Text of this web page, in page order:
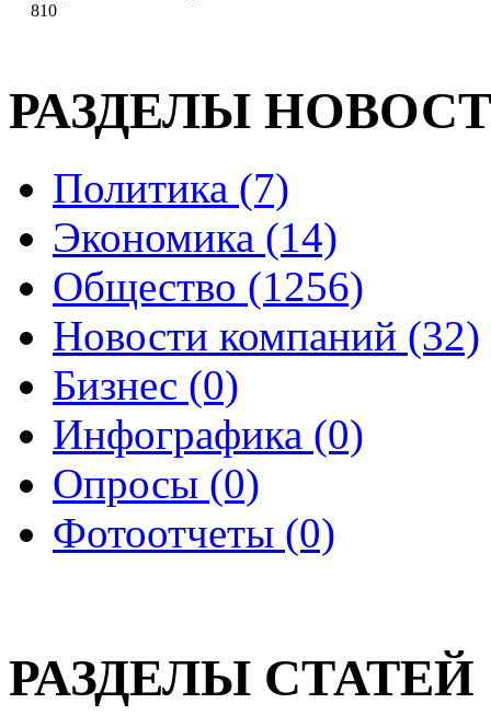
810
РАЗДЕЛЫ
Политика (7)
Экономика (14)
Общество (1256)
Новости компаний (32)
Бизнес (0)
Инфографика (0)
Опросы (0)
Фотоотчеты (0)
РАЗДЕЛЫ СТАТЕЙ